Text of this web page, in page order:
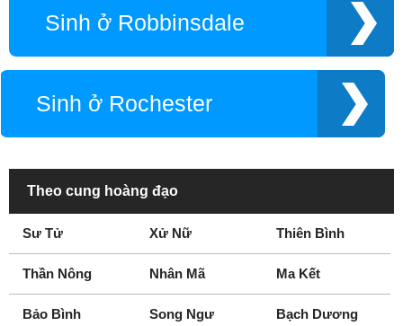
Sinh ở Robbinsdale
Sinh ở Rochester
Theo cung hoàng đạo
Sư Tử Xử Nữ Thiên Bình
Thần Nông Nhân Mã Ma Kết
Bảo Bình Song Ngư Bạch Dương